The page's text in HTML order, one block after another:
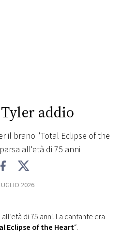
addio
il brano "Total Eclipse of the
all'età di 75 anni
2026
di 75 anni. La cantante era
Eclipse of the Heart“.